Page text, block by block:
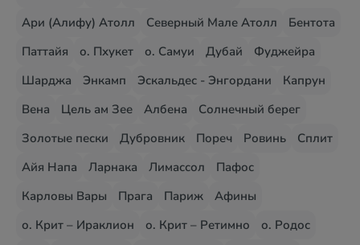
Ари (Алифу) Атолл
Северный Мале Атолл
Бентота
Паттайя
о. Пхукет о. Самуи Дубай
Фуджейра
Шарджа
Энкамп Эскальдес - Энгордани
Капрун
Вена
Цель ам Зее Албена
Солнечный берег
Золотые пески
Дубровник Пореч Ровинь
Сплит
Айя Напа
Ларнака Лимассол
Пафос
Карловы Вары
Прага Париж
Афины
о. Крит – Ираклион
о. Крит – Ретимно
о. Родос